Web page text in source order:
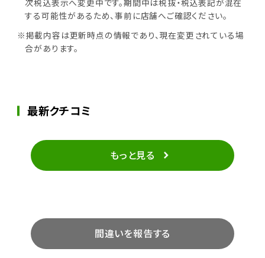
する可能性があるため、事前に店舗へご確認ください。
※掲載内容は更新時点の情報であり、現在変更されている場
合があります。
最新クチコミ
もっと見る
間違いを報告する